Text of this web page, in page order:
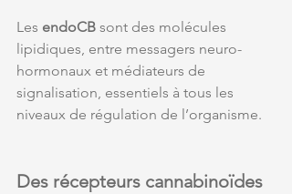
Les endoCB sont des molécules
lipidiques, entre messagers neuro-
hormonaux et médiateurs de
signalisation, essentiels à tous les
niveaux de régulation de l’organisme.
Des récepteurs cannabinoïdes